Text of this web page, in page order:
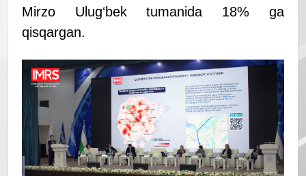
Mirzo Ulug‘bek tumanida 18% ga
qisqargan.